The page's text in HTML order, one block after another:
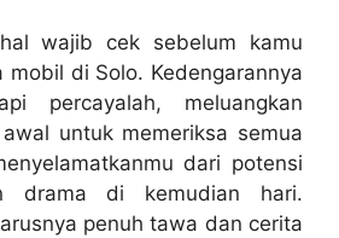
wajib cek sebelum kamu
mobil di Solo. Kedengarannya
percayalah, meluangkan
untuk memeriksa semua
dari potensi
drama di kemudian hari.
penuh tawa dan cerita